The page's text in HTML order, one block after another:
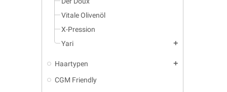
Vitale Olivenöl
X-Pression
Yari
add
Haartypen add
CGM Friendly